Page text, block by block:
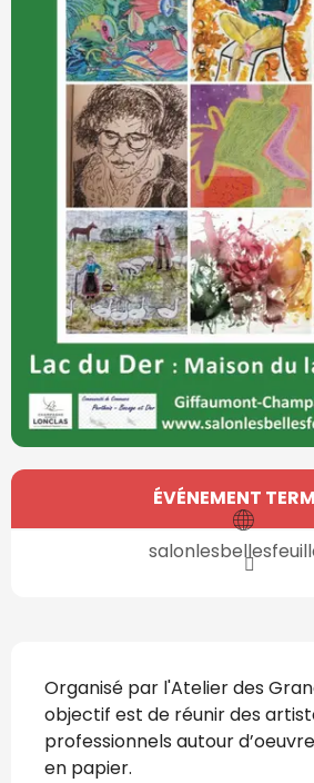
Ouverture et coordonnées
ÉVÉNEMENT
Organisé par l'Atelier des
objectif est de réunir des
professionnels autour
en papier.